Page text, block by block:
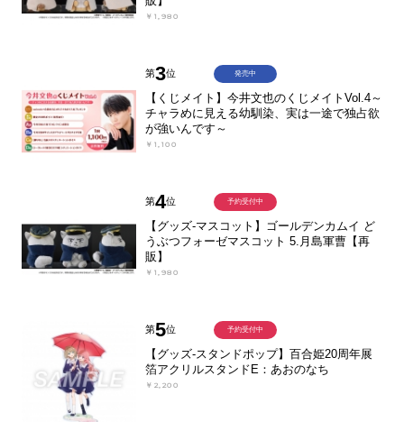
￥1,980
第3位
【くじメイト】今井文也のくじメイトVol.4～
チャラめに見える幼馴染、実は一途で独占欲
が強いんです～
￥1,100
発売中
第4位
【グッズ-マスコット】ゴールデンカムイ ど
うぶつフォーゼマスコット 5.月島軍曹【再
販】
￥1,980
予約受付中
第5位
【グッズ-スタンドポップ】百合姫20周年展
箔アクリルスタンドE：あおのなち
￥2,200
予約受付中